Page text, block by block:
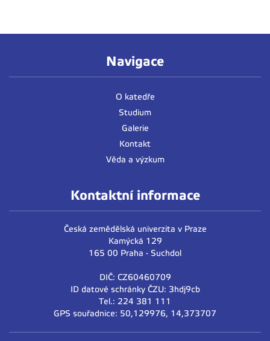
Navigace
O katedře
Studium
Galerie
Kontakt
Věda a výzkum
Kontaktní informace
Česká zemědělská univerzita v Praze
Kamýcká 129
165 00 Praha - Suchdol
DIČ: CZ60460709
ID datové schránky ČZU: 3hdj9cb
Tel.: 224 381 111
GPS souřadnice: 50,129976, 14,373707